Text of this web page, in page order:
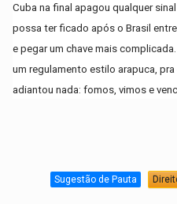
Cuba na final apagou qualquer
possa ter ficado após o Brasil
e pegar um chave mais
um regulamento estilo arapuca,
adiantou nada: fomos, vimos e
Sugestão de Pauta